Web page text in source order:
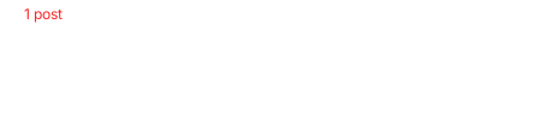
1 post